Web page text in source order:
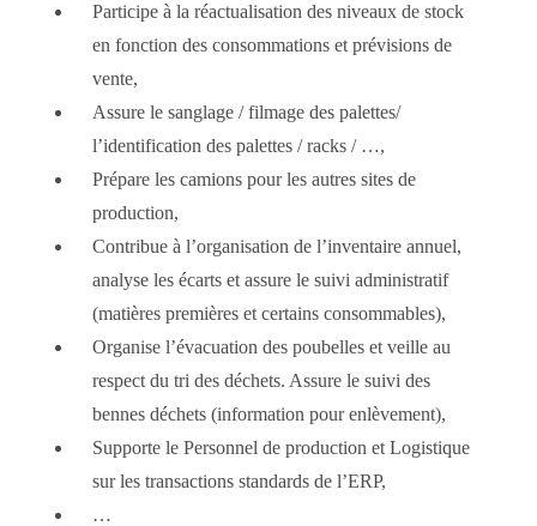
Participe à la réactualisation des niveaux de stock
en fonction des consommations et prévisions de
vente,
Assure le sanglage / filmage des palettes/
l’identification des palettes / racks / …,
Prépare les camions pour les autres sites de
production,
Contribue à l’organisation de l’inventaire annuel,
analyse les écarts et assure le suivi administratif
(matières premières et certains consommables),
Organise l’évacuation des poubelles et veille au
respect du tri des déchets. Assure le suivi des
bennes déchets (information pour enlèvement),
Supporte le Personnel de production et Logistique
sur les transactions standards de l’ERP,
…